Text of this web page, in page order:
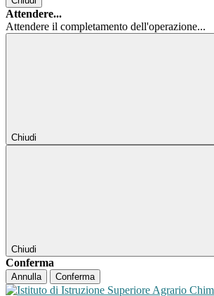
Attendere...
Attendere il completamento dell'operazione...
Chiudi
Chiudi
Conferma
Annulla Conferma